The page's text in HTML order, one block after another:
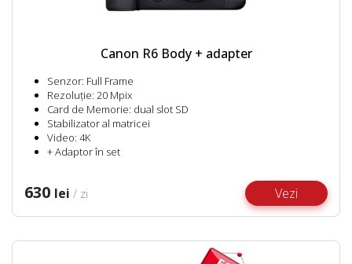
Canon R6 Body + adapter
Senzor: Full Frame
Rezoluție: 20 Mpix
Card de Memorie: dual slot SD
Stabilizator al matricei
Video: 4K
+ Adaptor în set
630 lei / zi Vezi